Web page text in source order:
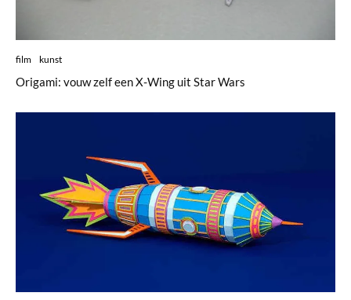
film kunst
Origami: vouw zelf een X-Wing uit Star Wars